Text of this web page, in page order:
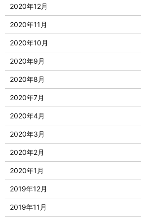
2020年12月
2020年11月
2020年10月
2020年9月
2020年8月
2020年7月
2020年4月
2020年3月
2020年2月
2020年1月
2019年12月
2019年11月